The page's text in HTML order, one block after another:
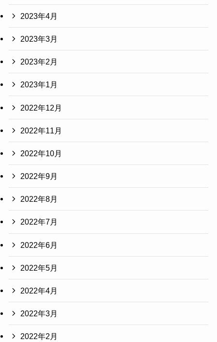
2023年4月
2023年3月
2023年2月
2023年1月
2022年12月
2022年11月
2022年10月
2022年9月
2022年8月
2022年7月
2022年6月
2022年5月
2022年4月
2022年3月
2022年2月